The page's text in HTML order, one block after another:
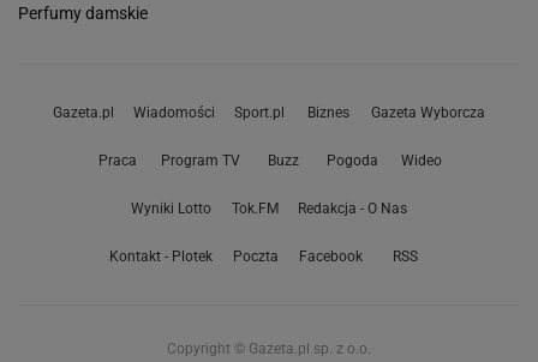
Perfumy damskie
Gazeta.pl Wiadomości Sport.pl Biznes Gazeta Wyborcza
Praca Program TV Buzz Pogoda Wideo
Wyniki Lotto Tok.FM Redakcja - O Nas
Kontakt - Plotek Poczta Facebook RSS
Copyright © Gazeta.pl sp. z o.o.